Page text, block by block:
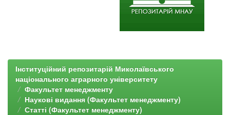
Інституційний репозитарій Миколаївського
національного аграрного університету
Факультет менеджменту
Наукові видання (Факультет менеджменту)
Статті (Факультет менеджменту)